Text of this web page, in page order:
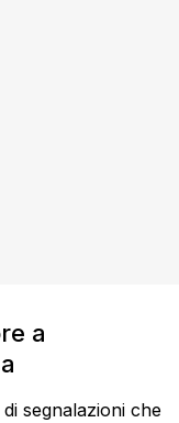
a
segnalazioni che